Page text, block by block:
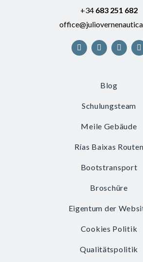
+34 683 251 682
Blog
Schulungsteam
Meile Gebäude
Rías Baixas Routen
Bootstransport
Broschüre
Eigentum der
Cookies Politik
Qualitätspolitik